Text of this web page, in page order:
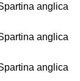
anglica
anglica
anglica